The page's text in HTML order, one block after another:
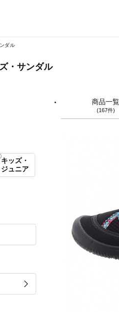
ダル
・サンダル
キッズ・
ジュニア
商品一覧
(167件)